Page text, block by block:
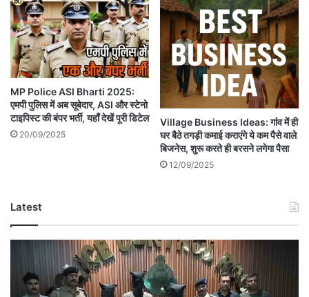
MP Police ASI Bharti 2025:
एमपी पुलिस में अब सूबेदार, ASI और स्टेनो
टाइपिस्ट की बंपर भर्ती, यहाँ देखें पूरी डिटेल
20/09/2025
Village Business Ideas: गांव में ही
घर बैठे तगड़ी कमाई कराएंगे ये कम पैसे वाले
बिजनेस, शुरू करते ही बरसने लगेगा पैसा
12/09/2025
Latest
Betul
Case:
बैतूल